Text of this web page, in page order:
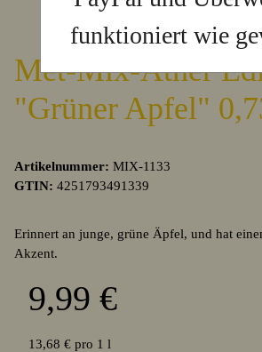
Met-Mix-Äther
"Grüner Apfel"
Artikelnummer: MIX-1133
GTIN: 4251793491339
Erinnert an junge, grüne Äpfel, und hat
Akzent.
9,99 €
13,68 € pro 1 l
funktioniert wie